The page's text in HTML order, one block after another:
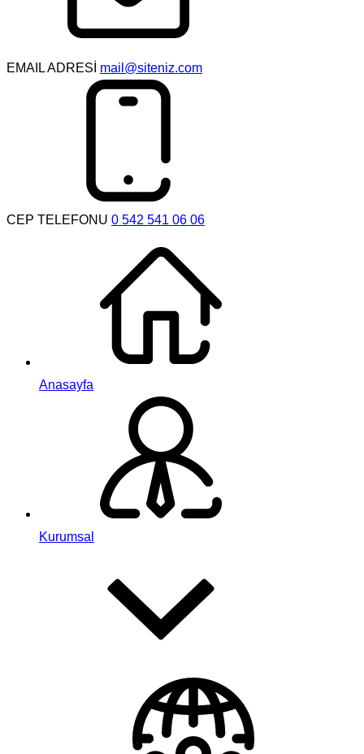
EMAIL ADRESİ mail@siteniz.com
CEP TELEFONU 0 542 541 06 06
Anasayfa
Kurumsal